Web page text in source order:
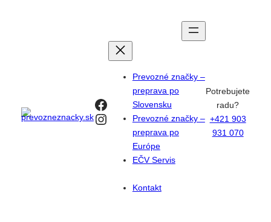
Facebook
Instagram
Prevozné značky –
preprava po
Slovensku
Prevozné značky –
preprava po
Európe
EČV Servis
Kontakt
Potrebujete
radu?
+421 903
931 070